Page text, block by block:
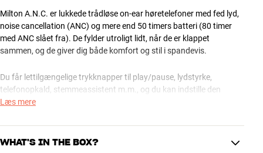
Milton A.N.C. er lukkede trådløse on-ear høretelefoner med fed lyd,
noise cancellation (ANC) og mere end 50 timers batteri (80 timer
med ANC slået fra). De fylder utroligt lidt, når de er klappet
sammen, og de giver dig både komfort og stil i spandevis.
Du får lettilgængelige trykknapper til play/pause, lydstyrke,
telefonopkald, stemmeassistent m.m., og du kan indstille den
smarte multifunktions-knap til næsten alle tænkelige funktioner via
Adaptive Loudness optimerer lyden i forhold til lydstyrke og støj
Læs mere
WHAT'S IN THE BOX?